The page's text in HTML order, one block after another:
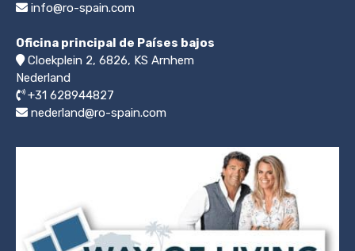
info@ro-spain.com
Oficina principal de Países bajos
Cloekplein 2, 6826, KS Arnhem
Nederland
+31 628944827
nederland@ro-spain.com